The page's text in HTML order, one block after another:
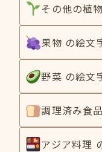
その他の植
果物 の絵文
野菜 の絵文
調理済み食
アジア料理